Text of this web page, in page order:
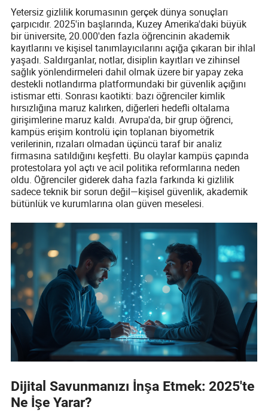
Yetersiz gizlilik korumasının gerçek dünya sonuçları
çarpıcıdır. 2025'in başlarında, Kuzey Amerika'daki büyük
bir üniversite, 20.000'den fazla öğrencinin akademik
kayıtlarını ve kişisel tanımlayıcılarını açığa çıkaran bir ihlal
yaşadı. Saldırganlar, notlar, disiplin kayıtları ve zihinsel
sağlık yönlendirmeleri dahil olmak üzere bir yapay zeka
destekli notlandırma platformundaki bir güvenlik açığını
istismar etti. Sonrası kaotikti: bazı öğrenciler kimlik
hırsızlığına maruz kalırken, diğerleri hedefli oltalama
girişimlerine maruz kaldı. Avrupa'da, bir grup öğrenci,
kampüs erişim kontrolü için toplanan biyometrik
verilerinin, rızaları olmadan üçüncü taraf bir analiz
firmasına satıldığını keşfetti. Bu olaylar kampüs çapında
protestolara yol açtı ve acil politika reformlarına neden
oldu. Öğrenciler giderek daha fazla farkında ki gizlilik
sadece teknik bir sorun değil—kişisel güvenlik, akademik
bütünlük ve kurumlarına olan güven meselesi.
Dijital Savunmanızı İnşa Etmek: 2025'te
Ne İşe Yarar?